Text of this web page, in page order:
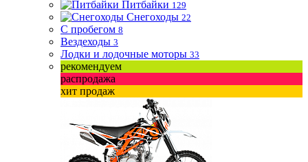
Питбайки 129
Снегоходы 22
С пробегом 8
Вездеходы 3
Лодки и лодочные моторы 33
рекомендуем
распродажа
хит продаж